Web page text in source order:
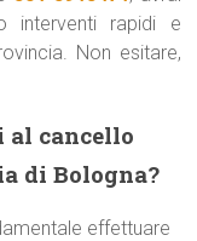
interventi rapidi e
Non esitare,
al cancello
di Bologna?
effettuare